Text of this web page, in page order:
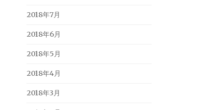
2018年7月
2018年6月
2018年5月
2018年4月
2018年3月